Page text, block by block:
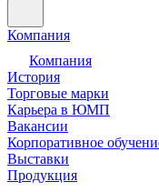
Компания
Компания
История
Торговые марки
Карьера в ЮМП
Вакансии
Корпоративное
Выставки
Продукция